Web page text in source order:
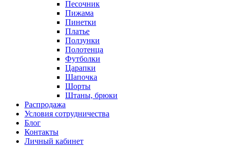
Песочник
Пижама
Пинетки
Платье
Ползунки
Полотенца
Футболки
Царапки
Шапочка
Шорты
Штаны, брюки
Распродажа
Условия сотрудничества
Блог
Контакты
Личный кабинет